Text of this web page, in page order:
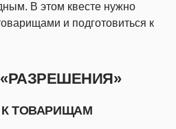
В этом квесте нужно
и подготовиться к
ТОВАРИЩАМ